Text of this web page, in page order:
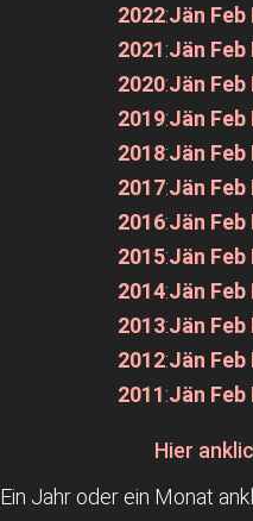
2022:Jän Feb
2021:Jän Feb
2020:Jän Feb
2019:Jän Feb
2018:Jän Feb
2017:Jän Feb
2016:Jän Feb
2015:Jän Feb
2014:Jän Feb
2013:Jän Feb
2012:Jän Feb
2011:Jän Feb
Hier
Ein Jahr oder ein Monat